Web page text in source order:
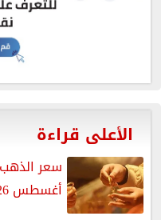
الأعلى قراءة
أغسطس 2026